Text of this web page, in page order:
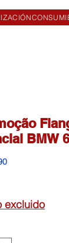
BMW
excluido